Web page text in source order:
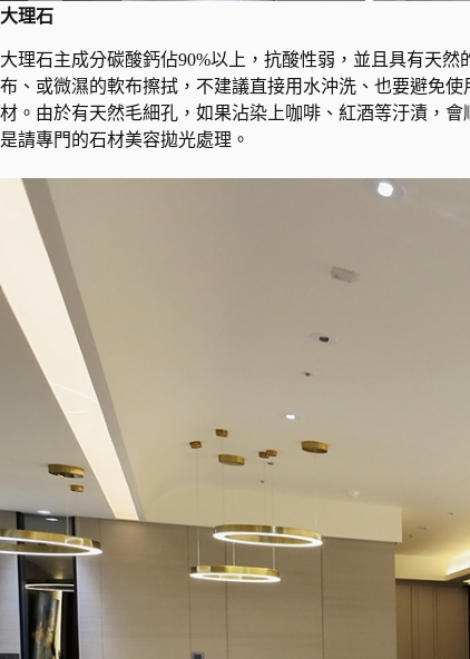
大理石
大理石主成分碳酸鈣佔90%以上，抗酸性弱，並且具有天
布、或微濕的軟布擦拭，不建議直接用水沖洗、也要避免
材。由於有天然毛細孔，如果沾染上咖啡、紅酒等汙漬，
是請專門的石材美容拋光處理。